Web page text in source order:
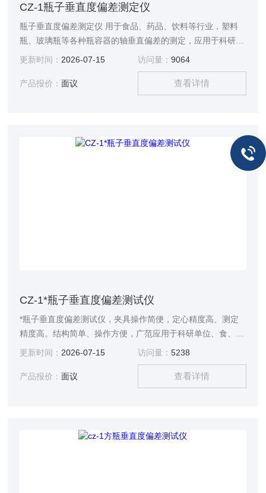
CZ-1瓶子垂直度偏差测定仪
瓶子垂直度偏差测定仪 用于食品、药品、饮料等行业，塑料
瓶、玻璃瓶等各种瓶容器的轴垂直偏差的测定，应用于科研单
位、食、药品等业各种瓶容器生产企业。
更新时间： 2026-07-15 访问量： 9064
产品报价：面议 查看详情
CZ-1*瓶子垂直度偏差测试仪
*瓶子垂直度偏差测试仪，夹具操作简便，定心精度高、测定
精度高。结构简单、操作方便，广范应用于科研单位、食、药
品等业各种瓶容器生产企业。
更新时间： 2026-07-15 访问量： 5238
产品报价：面议 查看详情